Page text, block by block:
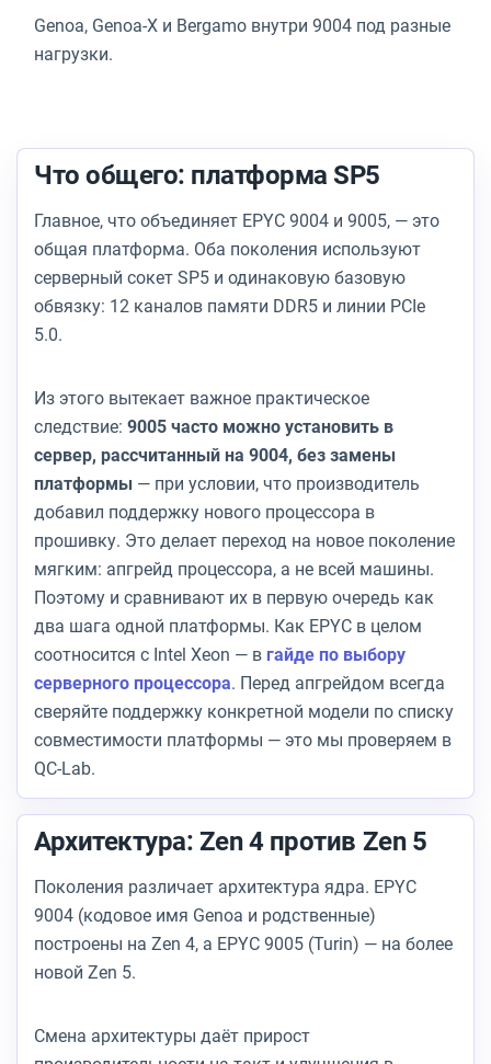
Genoa, Genoa-X и Bergamo внутри 9004 под разные
нагрузки.
Что общего: платформа SP5
Главное, что объединяет EPYC 9004 и 9005, — это
общая платформа. Оба поколения используют
серверный сокет SP5 и одинаковую базовую
обвязку: 12 каналов памяти DDR5 и линии PCIe
5.0.
Из этого вытекает важное практическое
следствие: 9005 часто можно установить в
сервер, рассчитанный на 9004, без замены
платформы — при условии, что производитель
добавил поддержку нового процессора в
прошивку. Это делает переход на новое поколение
мягким: апгрейд процессора, а не всей машины.
Поэтому и сравнивают их в первую очередь как
два шага одной платформы. Как EPYC в целом
соотносится с Intel Xeon — в гайде по выбору
серверного процессора. Перед апгрейдом всегда
сверяйте поддержку конкретной модели по списку
совместимости платформы — это мы проверяем в
QC-Lab.
Архитектура: Zen 4 против Zen 5
Поколения различает архитектура ядра. EPYC
9004 (кодовое имя Genoa и родственные)
построены на Zen 4, а EPYC 9005 (Turin) — на более
новой Zen 5.
Смена архитектуры даёт прирост